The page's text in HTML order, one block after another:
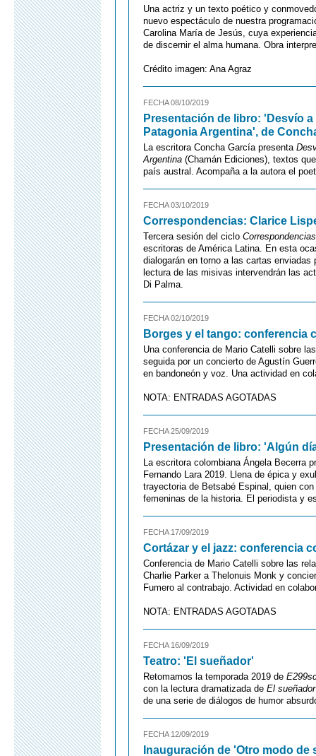
Una actriz y un texto poético y
nuevo espectáculo de nuestra
Carolina María de Jesús, cuya
de discernir el alma humana. Obra
Crédito imagen: Ana Agraz
FECHA 08/10/2019
Presentación de libro: 'Desvío
Patagonia Argentina', de
La escritora Concha García presenta
Argentina (Chamán Ediciones), textos
país austral. Acompaña a la autora el
FECHA 03/10/2019
Correspondencias: Clarice
Tercera sesión del ciclo Correspondencias
escritoras de América Latina. En esta
dialogarán en torno a las cartas
lectura de las misivas intervendrán las
Di Palma.
FECHA 02/10/2019
Borges y el tango: conferencia
Una conferencia de Mario Catelli sobre
seguida por un concierto de Agustín
en bandoneón y voz. Una actividad en
NOTA: ENTRADAS AGOTADAS
FECHA 25/09/2019
Presentación de libro: 'Algún
La escritora colombiana Ángela Becerra
Fernando Lara 2019. Llena de épica y
trayectoria de Betsabé Espinal, quien
femeninas de la historia. El periodista y
FECHA 17/09/2019
Cortázar y el jazz: conferencia
Conferencia de Mario Catelli sobre las
Charlie Parker a Thelonuis Monk y
Fumero al contrabajo. Actividad en
NOTA: ENTRADAS AGOTADAS
FECHA 16/09/2019
Teatro: 'El sueñador'
Retomamos la temporada 2019 de
con la lectura dramatizada de El sueñador
de una serie de diálogos de humor
FECHA 12/09/2019
Inauguración de 'Otro modo de